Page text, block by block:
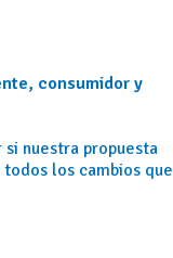
consumidor y
nuestra propuesta
los cambios que